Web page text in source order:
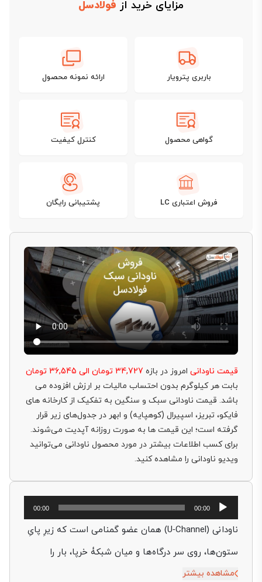
مزایای خرید از فولادسل
باربری پترویار ارائه نمونه محصول
گواهی محصول کنترل کیفیت
فروش اعتباری LC پشتیبانی رایگان
قیمت ناودانی امروز در بازه 34,727 تومان الی 36,545 تومان
بابت هر کیلوگرم بدون احتساب مالیات بر ارزش افزوده می
باشد. قیمت ناودانی سبک و سنگین به تفکیک از کارخانه های
فایکو، تبریز، اسپیرال (کوهپایه) و ابهر در جدول‌های زیر قرار
گرفته است؛ این قیمت ها به صورت روزانه آپدیت می‌شوند.
برای کسب اطلاعات بیشتر در مورد محصول ناودانی می‌توانید
ویدیو ناودانی را مشاهده کنید.
پخش‌کننده
صوت
00:00
00:00
ناودانی‌ (U‑Channel) همان عضو گمنامی است که زیرِ پایِ
ستون‌ها، روی سر درگاه‌ها و میان شبکۀ خرپا، بار را
بی‌صدا حمل می‌کند. قیمت این پروفیلِ بازِ فولادی، درست
مشاهده بیشتر